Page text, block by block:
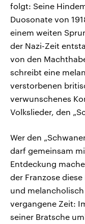
folgt: Seine
Duosonate von
einem weiten
der Nazi-Zeit
von den
schreibt eine
verstorbenen
verwunschenes
Volkslieder, den
Wer den
darf gemeinsam
Entdeckung
der Franzose
und
vergangene Zeit:
seiner Bratsche